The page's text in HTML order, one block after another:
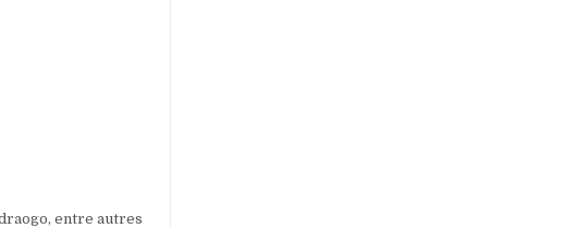
entre autres